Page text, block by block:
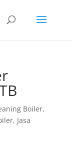
Boiler,
, Jasa